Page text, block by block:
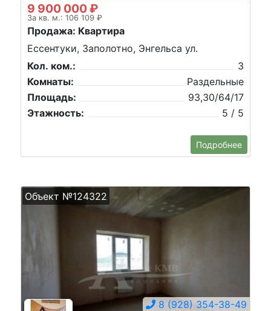
9 900 000 ₽
За кв. м.: 106 109 ₽
Продажа: Квартира
Ессентуки, Заполотно, Энгельса ул.
Кол. ком.:
3
Комнаты:
Раздельные
Площадь:
93,30/64/17
Этажность:
5 / 5
Подробнее
Объект №124322
8 (928) 354-38-49